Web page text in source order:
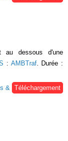
dessous d'une
: AMBTraf. Durée :
&
Téléchargement